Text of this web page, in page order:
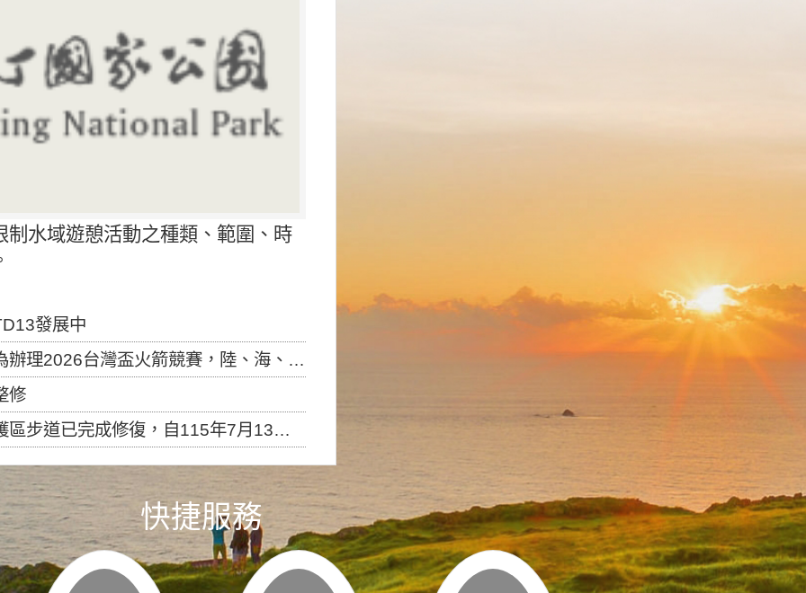
水域遊憩活動之種類、範圍、時
發展中
盃火箭競賽，陸、海、空域警戒及協調相關事宜，因颱風備案事宜
修
，自115年7月13日（星期一）起恢復開放入園，歡迎民眾依規定申請入園....
快捷服務